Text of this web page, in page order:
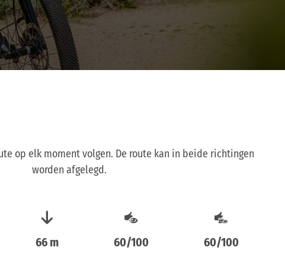
op elk moment volgen. De route kan in beide richtingen
worden afgelegd.
66 m 60/100 60/100